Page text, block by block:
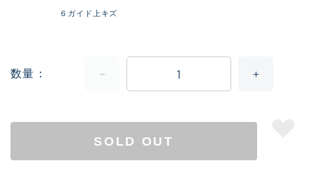
６ガイド上キズ
数量
SOLD OUT